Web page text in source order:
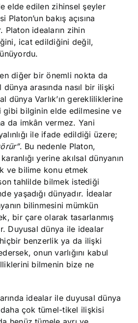
elde edilen zihinsel şeyler
Platon’un bakış açısına
Platon ideaların zihin
icat edildiğini değil,
diğer bir önemli nokta da
arasında nasıl bir ilişki
dünya Varlık’ın gerekliliklerine
gibi bilginin elde edilmesine ve
da imkân vermez. Yani
ile ifade edildiği üzere;
. Bu nedenle Platon,
yerine akılsal dünyanın
ve bilime konu etmek
tahlilde bilmek istediği
yaşadığı dünyadır. İdealar
bilinmesini mümkün
bir çare olarak tasarlanmış
Duyusal dünya ile idealar
hiçbir benzerlik ya da ilişki
onun varlığını kabul
bilmenin bize ne
idealar ile duyusal dünya
çok tümel-tikel ilişkisi